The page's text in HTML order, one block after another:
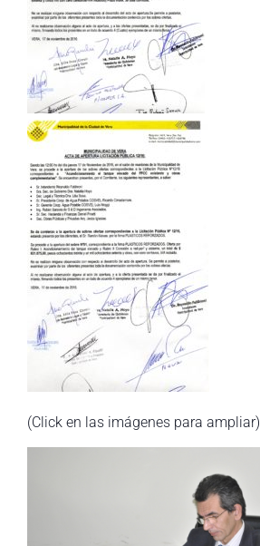
(Click en las imágenes para ampliar)